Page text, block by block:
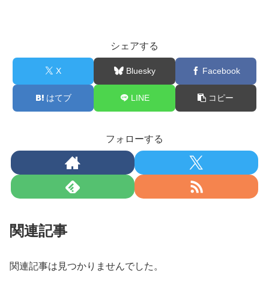
シェアする
X Bluesky Facebook
はてブ LINE コピー
フォローする
関連記事
関連記事は見つかりませんでした。